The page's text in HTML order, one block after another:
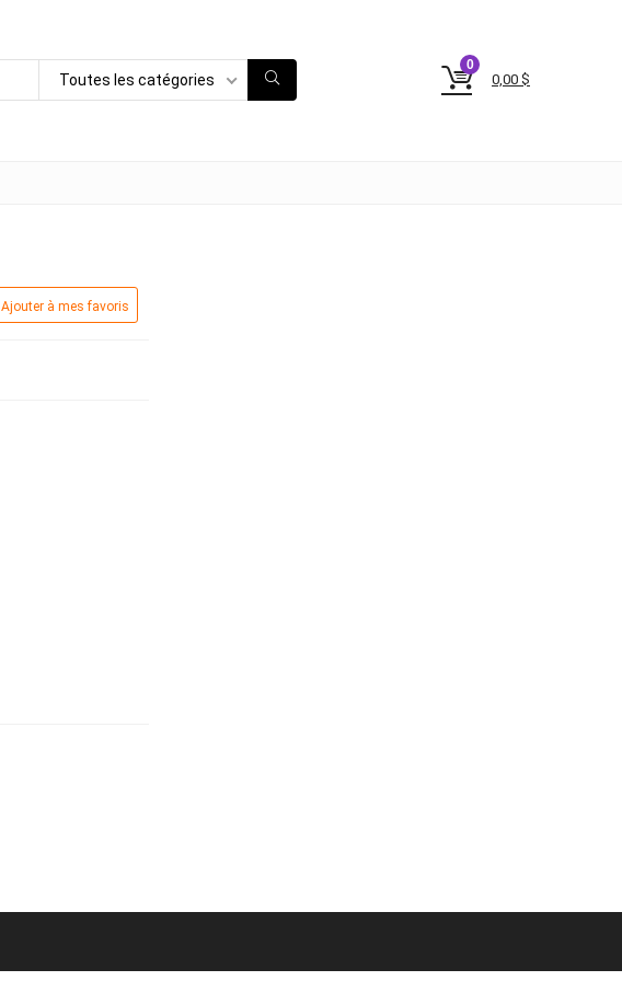
Toutes les catégories
0
0,00 $
Ajouter à mes favoris